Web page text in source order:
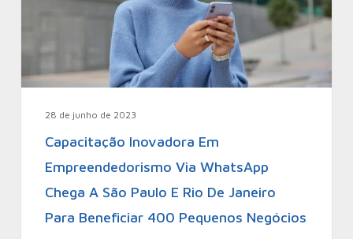
28 de junho de 2023
Capacitação Inovadora Em
Empreendedorismo Via WhatsApp
Chega A São Paulo E Rio De Janeiro
Para Beneficiar 400 Pequenos Negócios